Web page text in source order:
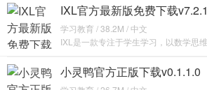
IXL官方最新版免费下载v7.2.1
学习教育 / 38.2M / 中文
IXL是一款专注于学生学习，以数学思
小灵鸭官方正版下载v0.1.1.0